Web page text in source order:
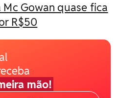
Mc Gowan quase fica
R$50
mão!